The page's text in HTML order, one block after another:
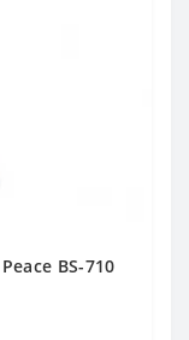
BS-710